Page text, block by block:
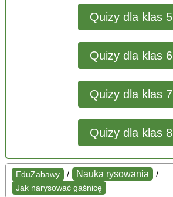
Quizy dla klas 5
Quizy dla klas 6
Quizy dla klas 7
Quizy dla klas 8
EduZabawy / Nauka rysowania
/
Jak narysować gaśnicę